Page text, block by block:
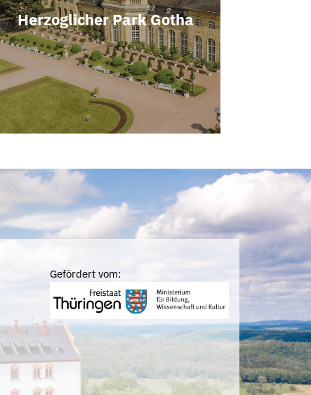
Herzoglicher Park Gotha
Gefördert vom: